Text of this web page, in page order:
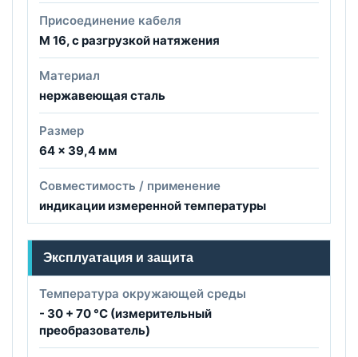
Присоединение кабеля
М 16, с разгрузкой натяжения
Материал
нержавеющая сталь
Размер
64 × 39,4 мм
Совместимость / применение
индикации измеренной температуры
Эксплуатация и защита
Температура окружающей среды
- 30 + 70 °C (измерительный
преобразователь)